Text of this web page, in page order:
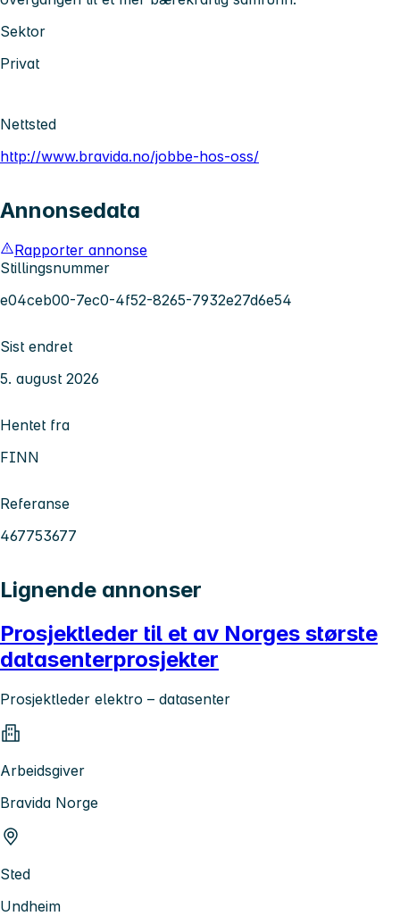
Sektor
Privat
Nettsted
http://www.bravida.no/jobbe-hos-oss/
Annonsedata
Rapporter annonse
Stillingsnummer
e04ceb00-7ec0-4f52-8265-7932e27d6e54
Sist endret
5. august 2026
Hentet fra
FINN
Referanse
467753677
Lignende annonser
Prosjektleder til et av Norges største
datasenterprosjekter
Prosjektleder elektro – datasenter
Arbeidsgiver
Bravida Norge
Sted
Undheim